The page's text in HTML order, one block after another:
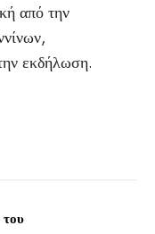
από την
εκδήλωση.